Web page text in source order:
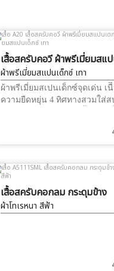
เสื้อสครับคอวี ผ้าพรีเมี่ยมสแ
ซ์
ผ้าพรีเมี่ยมสแปนเด็กซ์ เทา
ผ้าพรีเมี่ยมสเปนเด็กซ์จุดเด่น เ
ความยืดหยุ่น 4 ทิศทางสวมใส่ส
เสื้อสครับคอกลม กระดุมข้าง
ผ้าโทเรหนา สีฟ้า